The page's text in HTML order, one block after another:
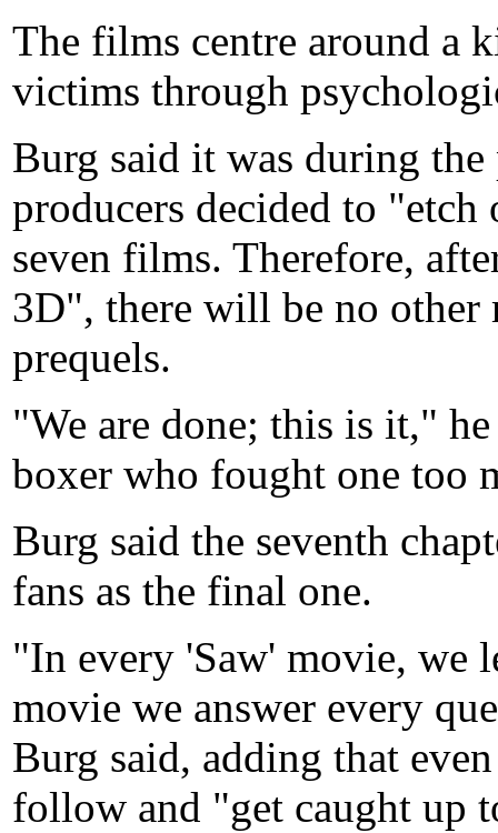
The films centre around a
victims through
Burg said it was during
producers decided to
seven films. Therefore,
3D", there will be no
prequels.
"We are done; this is it,"
boxer who fought one too
Burg said the seventh
fans as the final one.
"In every 'Saw' movie, we
movie we answer every
Burg said, adding that
follow and "get caught up